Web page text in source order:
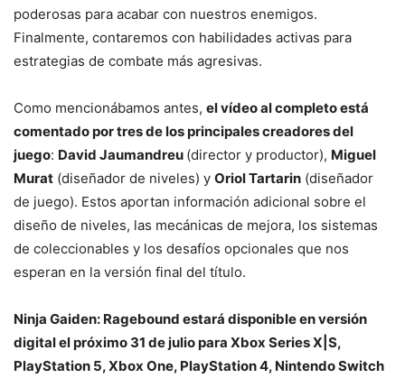
poderosas para acabar con nuestros enemigos.
Finalmente, contaremos con habilidades activas para
estrategias de combate más agresivas.
Como mencionábamos antes, el vídeo al completo está
comentado por tres de los principales creadores del
juego: David Jaumandreu (director y productor), Miguel
Murat (diseñador de niveles) y Oriol Tartarin (diseñador
de juego). Estos aportan información adicional sobre el
diseño de niveles, las mecánicas de mejora, los sistemas
de coleccionables y los desafíos opcionales que nos
esperan en la versión final del título.
Ninja Gaiden: Ragebound estará disponible en versión
digital el próximo 31 de julio para Xbox Series X|S,
PlayStation 5, Xbox One, PlayStation 4, Nintendo Switch